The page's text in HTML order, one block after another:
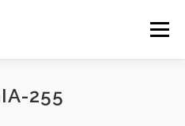
Menu
EM PODOLOGIA
255